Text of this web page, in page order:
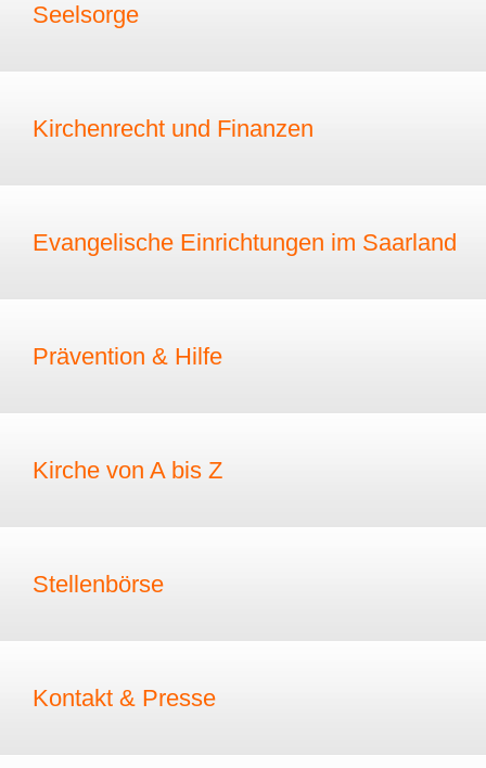
Seelsorge
Kirchenrecht und Finanzen
Evangelische Einrichtungen im Saarland
Prävention & Hilfe
Kirche von A bis Z
Stellenbörse
Kontakt & Presse